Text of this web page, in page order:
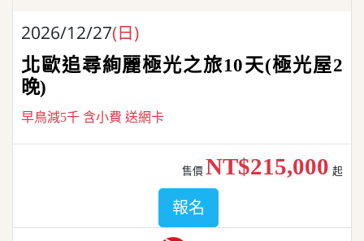
2026/12/27(日)
北歐追尋絢麗極光之旅10天(極光屋2
晚)
早鳥減5千 含小費 送網卡
售價 NT$215,000 起
報名